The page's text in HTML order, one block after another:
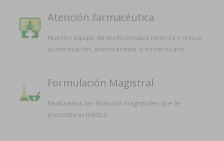
Atención farmacéutica
Nuestro equipo de profesionales controla y revisa
su medicación, asesorándole si es necesario.
Formulación Magistral
Realizamos las fórmulas magistrales que le
prescriba tu médico.